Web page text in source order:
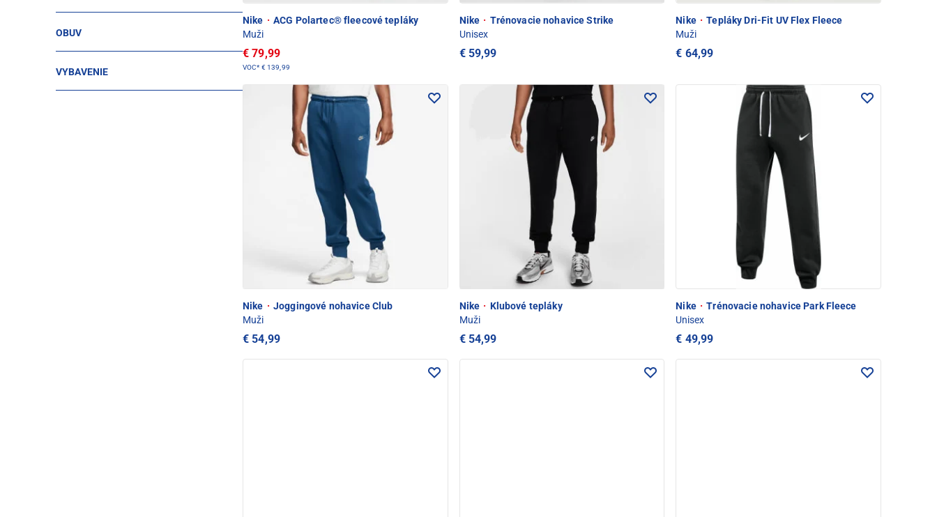
OBUV
VYBAVENIE
Nike · ACG Polartec® fleecové tepláky
Muži
€ 79,99
VOC* € 139,99
Nike · Trénovacie nohavice Strike
Unisex
€ 59,99
Nike · Tepláky Dri-Fit UV Flex Fleece
Muži
€ 64,99
Nike · Joggingové nohavice Club
Muži
€ 54,99
Nike · Klubové tepláky
Muži
€ 54,99
Nike · Trénovacie nohavice Park Fleece
Unisex
€ 49,99